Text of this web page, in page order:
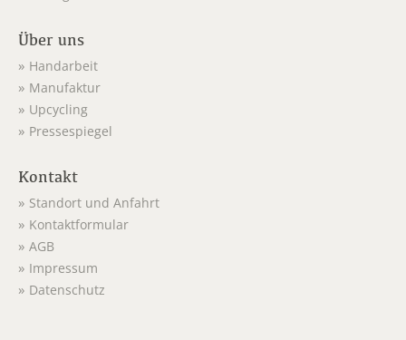
Über uns
Handarbeit
Manufaktur
Upcycling
Pressespiegel
Kontakt
Standort und Anfahrt
Kontaktformular
AGB
Impressum
Datenschutz